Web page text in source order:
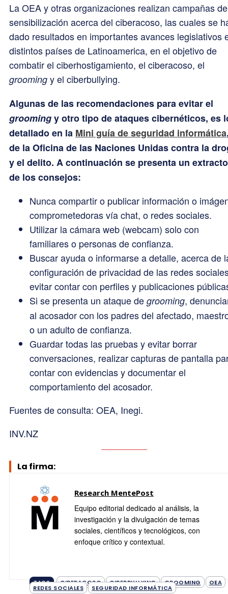
La OEA y otras organizaciones realizan campañas de
sensibilización acerca del ciberacoso, las cuales se
dado resultados en importantes avances legislativos
distintos países de Latinoamerica, en el objetivo de
combatir el ciberhostigamiento, el ciberacoso, el
grooming y el ciberbullying.
Algunas de las recomendaciones para evitar el
groomingy otro tipo de ataques cibernéticos, es
detallado en la Mini guía de seguridad informática
de la Oficina de las Naciones Unidas contra la
y el delito. A continuación se presenta un extracto
de los consejos:
Nunca compartir o publicar información o
comprometedoras vía chat, o redes sociales.
Utilizar la cámara web (webcam) solo con
familiares o personas de confianza.
Buscar ayuda o informarse a detalle, acerca de
configuración de privacidad de las redes
evitar contar con perfiles y publicaciones
Si se presenta un ataque de grooming,
al acosador con los padres del afectado,
o un adulto de confianza.
Guardar todas las pruebas y evitar borrar
conversaciones, realizar capturas de pantalla
contar con evidencias y documentar el
comportamiento del acosador.
Fuentes de consulta: OEA, Inegi.
INV.NZ
La firma:
Research MentePost
Equipo editorial dedicado al análisis, la
investigación y la divulgación de temas
sociales, científicos y tecnológicos, con
enfoque crítico y contextual.
TAGS CIBERACOSO CIBERBULLYING GROOMING OEA
REDES SOCIALES SEGURIDAD INFORMÁTICA